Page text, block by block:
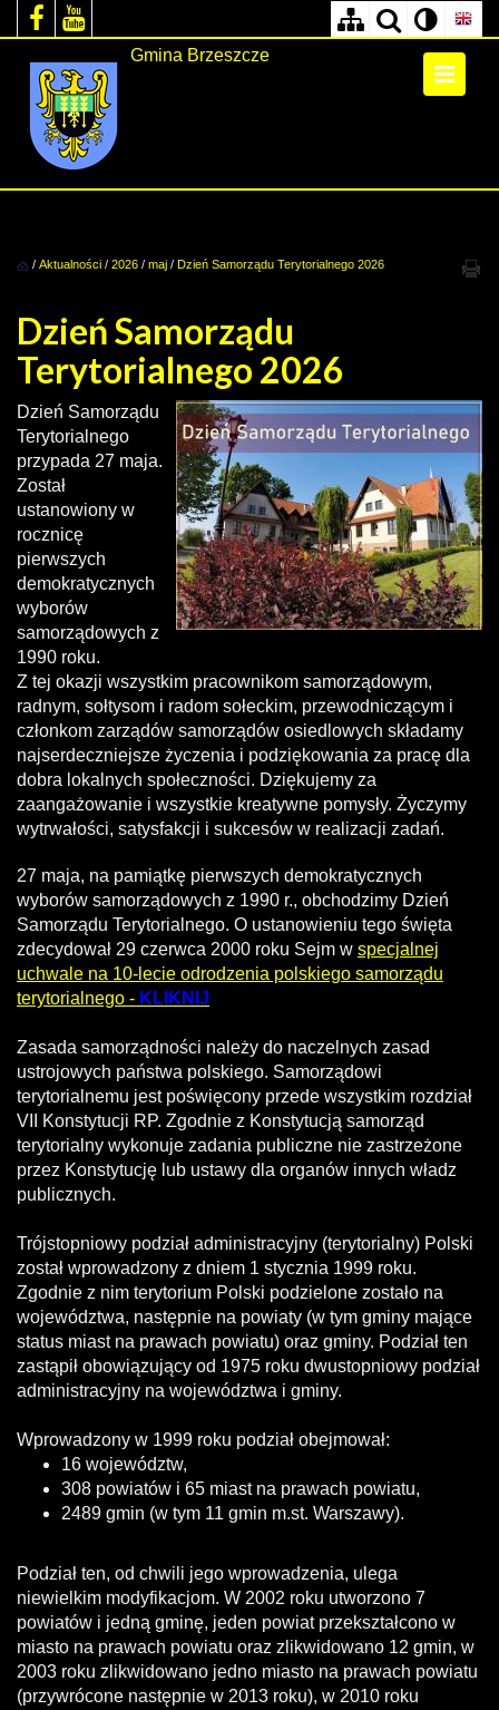
Gmina Brzeszcze
/ Aktualności / 2026 / maj / Dzień Samorządu Terytorialnego 2026
Dzień Samorządu
Terytorialnego 2026
Dzień Samorządu
Terytorialnego
przypada 27 maja.
Został
ustanowiony w
rocznicę
pierwszych
demokratycznych
wyborów
samorządowych z
1990 roku.
Z tej okazji wszystkim pracownikom samorządowym,
radnym, sołtysom i radom sołeckim, przewodniczącym i
członkom zarządów samorządów osiedlowych składamy
najserdeczniejsze życzenia i podziękowania za pracę dla
dobra lokalnych społeczności. Dziękujemy za
zaangażowanie i wszystkie kreatywne pomysły. Życzymy
wytrwałości, satysfakcji i sukcesów w realizacji zadań.
27 maja, na pamiątkę pierwszych demokratycznych
wyborów samorządowych z 1990 r., obchodzimy Dzień
Samorządu Terytorialnego. O ustanowieniu tego święta
zdecydował 29 czerwca 2000 roku Sejm w specjalnej
uchwale na 10-lecie odrodzenia polskiego samorządu
terytorialnego - KLIKNIJ
Zasada samorządności należy do naczelnych zasad
ustrojowych państwa polskiego. Samorządowi
terytorialnemu jest poświęcony przede wszystkim rozdział
VII Konstytucji RP. Zgodnie z Konstytucją samorząd
terytorialny wykonuje zadania publiczne nie zastrzeżone
przez Konstytucję lub ustawy dla organów innych władz
publicznych.
Trójstopniowy podział administracyjny (terytorialny) Polski
został wprowadzony z dniem 1 stycznia 1999 roku.
Zgodnie z nim terytorium Polski podzielone zostało na
województwa, następnie na powiaty (w tym gminy mające
status miast na prawach powiatu) oraz gminy. Podział ten
zastąpił obowiązujący od 1975 roku dwustopniowy podział
administracyjny na województwa i gminy.
Wprowadzony w 1999 roku podział obejmował:
16 województw,
308 powiatów i 65 miast na prawach powiatu,
2489 gmin (w tym 11 gmin m.st. Warszawy).
Podział ten, od chwili jego wprowadzenia, ulega
niewielkim modyfikacjom. W 2002 roku utworzono 7
powiatów i jedną gminę, jeden powiat przekształcono w
miasto na prawach powiatu oraz zlikwidowano 12 gmin, w
2003 roku zlikwidowano jedno miasto na prawach powiatu
(przywrócone następnie w 2013 roku), w 2010 roku